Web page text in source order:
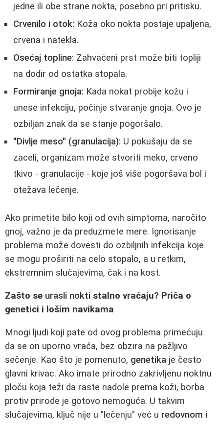
jedne ili obe strane nokta, posebno pri pritisku.
Crvenilo i otok: Koža oko nokta postaje upaljena,
crvena i natekla.
Osećaj topline: Zahvaćeni prst može biti topliji
na dodir od ostatka stopala.
Formiranje gnoja: Kada nokat probije kožu i
unese infekciju, počinje stvaranje gnoja. Ovo je
ozbiljan znak da se stanje pogoršalo.
"Divlje meso" (granulacija): U pokušaju da se
zaceli, organizam može stvoriti meko, crveno
tkivo - granulacije - koje još više pogoršava bol i
otežava lečenje.
Ako primetite bilo koji od ovih simptoma, naročito
gnoj, važno je da preduzmete mere. Ignorisanje
problema može dovesti do ozbiljnih infekcija koje
se mogu proširiti na celo stopalo, a u retkim,
ekstremnim slučajevima, čak i na kost.
Zašto se urasli nokti stalno vraćaju? Priča o
genetici i lošim navikama
Mnogi ljudi koji pate od ovog problema primećuju
da se on uporno vraća, bez obzira na pažljivo
sečenje. Kao što je pomenuto, genetika je često
glavni krivac. Ako imate prirodno zakrivljenu noktnu
ploču koja teži da raste nadole prema koži, borba
protiv prirode je gotovo nemoguća. U takvim
slučajevima, ključ nije u "lečenju" već u redovnom i